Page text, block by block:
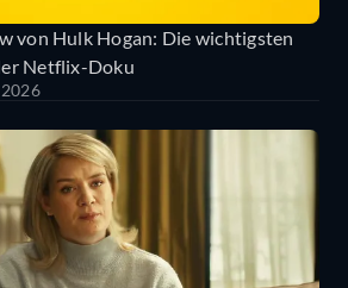
von Hulk Hogan: Die wichtigsten
Netflix-Doku